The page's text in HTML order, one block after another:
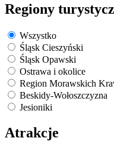
Regiony
Wszystko
Śląsk Cieszyński
Śląsk Opawski
Ostrawa i okolice
Region Morawskich
Beskidy-Wołoszczyzna
Jesioniki
Atrakcje